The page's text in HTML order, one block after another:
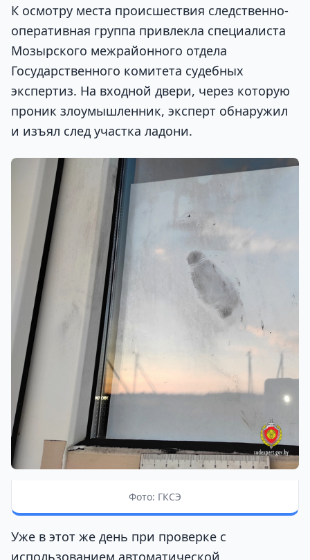
К осмотру места происшествия следственно-
оперативная группа привлекла специалиста
Мозырского межрайонного отдела
Государственного комитета судебных
экспертиз. На входной двери, через которую
проник злоумышленник, эксперт обнаружил
и изъял след участка ладони.
Фото: ГКСЭ
Уже в этот же день при проверке с
использованием автоматической